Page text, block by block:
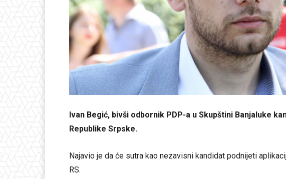
Ivan Begić, bivši odbornik PDP-a u Skupštini Banjaluke
Republike Srpske.
Najavio je da će sutra kao nezavisni kandidat podnijeti
RS.